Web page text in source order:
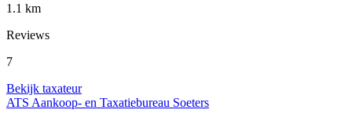
1.1 km
Reviews
7
Bekijk taxateur
ATS Aankoop- en Taxatiebureau Soeters